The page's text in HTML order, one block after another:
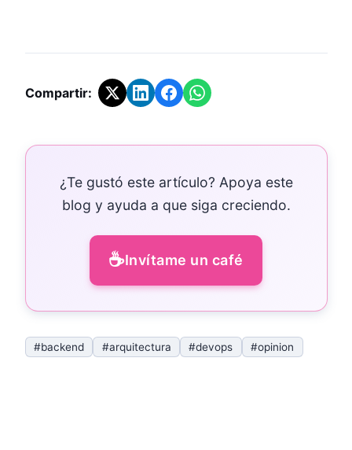
Compartir:
¿Te gustó este artículo? Apoya este
blog y ayuda a que siga creciendo.
☕Invítame un café
#backend #arquitectura #devops #opinion